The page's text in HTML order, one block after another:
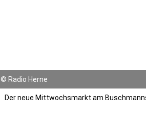
© Radio Herne
Der neue Mittwochsmarkt am